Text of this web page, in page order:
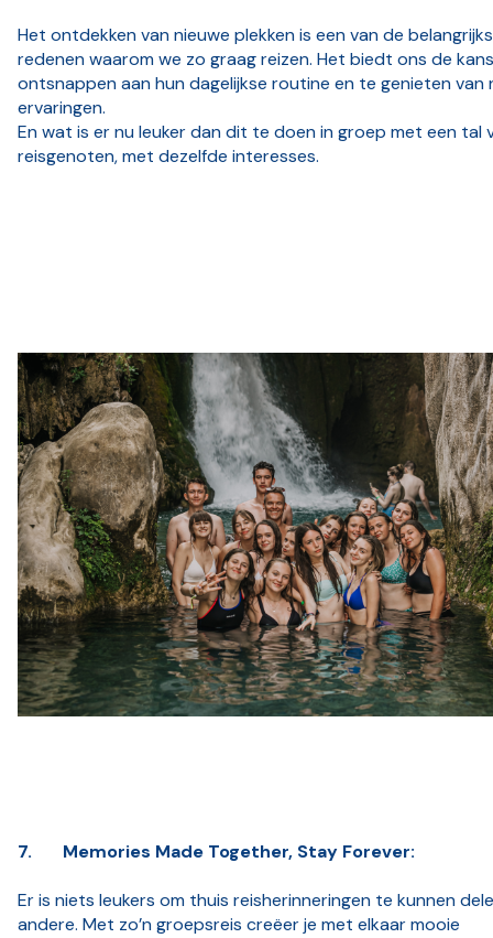
Het ontdekken van nieuwe plekken is een van de
redenen waarom we zo graag reizen. Het biedt ons de
ontsnappen aan hun dagelijkse routine en te genieten van
ervaringen.
En wat is er nu leuker dan dit te doen in groep met een tal
reisgenoten, met dezelfde interesses.
7. Memories Made Together, Stay Forever:
Er is niets leukers om thuis reisherinneringen te kunnen
andere. Met zo’n groepsreis creëer je met elkaar mooie